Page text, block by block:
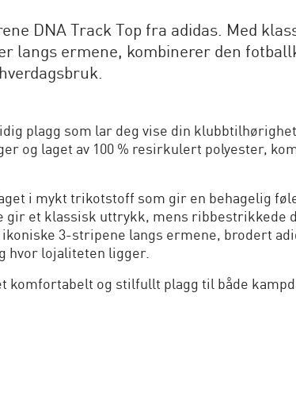
DNA Track Top fra adidas. Med
langs ermene, kombinerer den
plagg som lar deg vise din
og laget av 100 % resirkulert polyester,
i mykt trikotstoff som gir en behagelig
gir et klassisk uttrykk, mens ribbestrikkede
3-stripene langs ermene, brodert
hvor lojaliteten ligger.
komfortabelt og stilfullt plagg til både